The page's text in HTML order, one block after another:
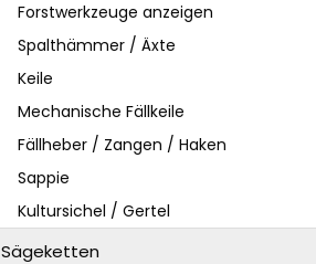
Forstwerkzeuge anzeigen
Spalthämmer / Äxte
Keile
Mechanische Fällkeile
Fällheber / Zangen / Haken
Sappie
Kultursichel / Gertel
Sägeketten